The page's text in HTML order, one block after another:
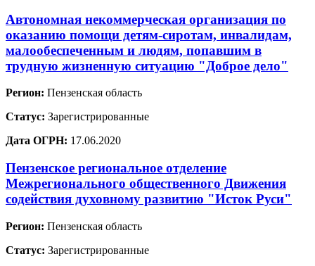
Автономная некоммерческая организация по
оказанию помощи детям-сиротам, инвалидам,
малообеспеченным и людям, попавшим в
трудную жизненную ситуацию "Доброе дело"
Регион: Пензенская область
Статус: Зарегистрированные
Дата ОГРН: 17.06.2020
Пензенское региональное отделение
Межрегионального общественного Движения
содействия духовному развитию "Исток Руси"
Регион: Пензенская область
Статус: Зарегистрированные